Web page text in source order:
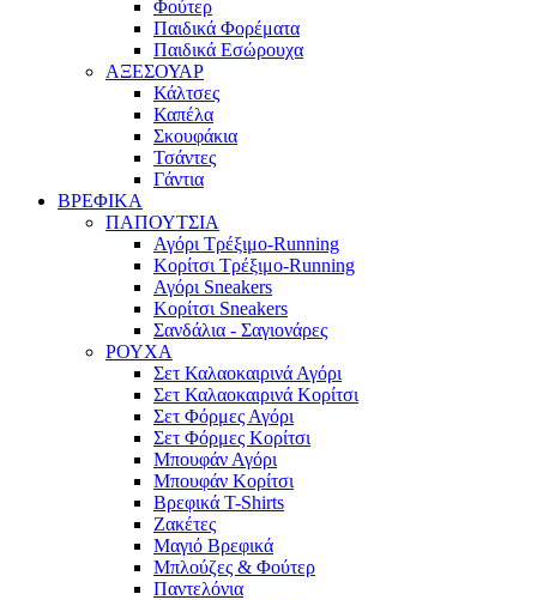
Φούτερ
Παιδικά Φορέματα
Παιδικά Εσώρουχα
ΑΞΕΣΟΥΑΡ
Κάλτσες
Καπέλα
Σκουφάκια
Τσάντες
Γάντια
ΒΡΕΦΙΚΑ
ΠΑΠΟΥΤΣΙΑ
Αγόρι Τρέξιμο-Running
Κορίτσι Τρέξιμο-Running
Αγόρι Sneakers
Κορίτσι Sneakers
Σανδάλια - Σαγιονάρες
ΡΟΥΧΑ
Σετ Καλαοκαιρινά Αγόρι
Σετ Καλαοκαιρινά Κορίτσι
Σετ Φόρμες Αγόρι
Σετ Φόρμες Κορίτσι
Mπουφάν Αγόρι
Mπουφάν Κορίτσι
Βρεφικά T-Shirts
Ζακέτες
Μαγιό Βρεφικά
Mπλούζες & Φούτερ
Παντελόνια